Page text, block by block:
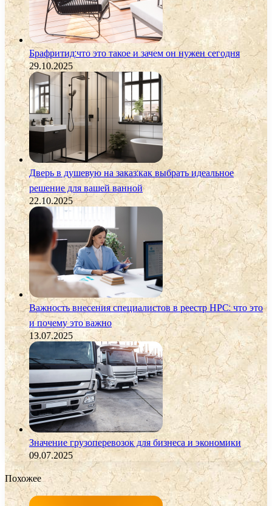
Брафритид:что это такое и зачем он нужен сегодня
29.10.2025
Дверь в душевую на заказ:как выбрать идеальное
решение для вашей ванной
22.10.2025
Важность внесения специалистов в реестр НРС: что это
и почему это важно
13.07.2025
Значение грузоперевозок для бизнеса и экономики
09.07.2025
Похожее